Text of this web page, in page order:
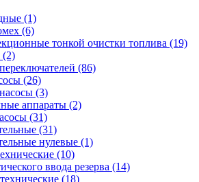
(1)
(6)
тонкой очистки топлива (19)
(2)
(86)
(26)
(3)
аппараты (2)
(31)
(31)
нулевые (1)
(10)
ввода резерва (14)
(18)